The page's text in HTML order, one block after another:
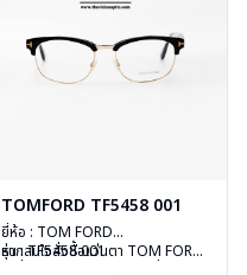
TOMFORD TF5458 001
ยี่ห้อ : TOM FORD
รุ่น : TF5458 001
หากสนใจสั่งชื้อแว่นตา TOM FORD